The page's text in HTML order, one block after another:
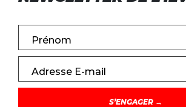
Prénom
Adresse E-mail